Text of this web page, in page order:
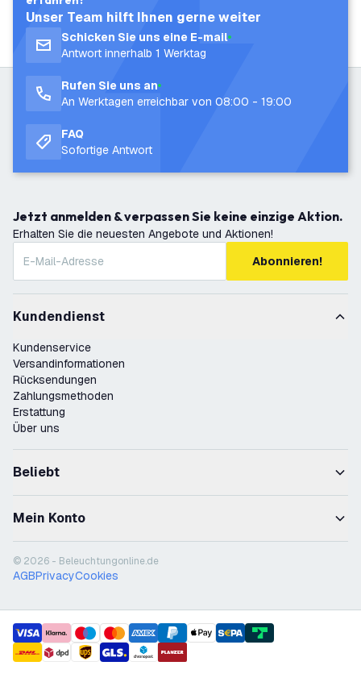
Unser Team hilft Ihnen gerne weiter
Schicken Sie uns eine E-mail
Antwort innerhalb 1 Werktag
Rufen Sie uns an
An Werktagen erreichbar von 08:00 - 19:00
FAQ
Sofortige Antwort
Jetzt anmelden & verpassen Sie keine einzige Aktion.
Erhalten Sie die neuesten Angebote und Aktionen!
Abonnieren!
Kundendienst
Kundenservice
Versandinformationen
Rücksendungen
Zahlungsmethoden
Erstattung
Über uns
Beliebt
Mein Konto
© 2026 - Beleuchtungonline.de
AGBPrivacyCookies
payment methods
shipment methods